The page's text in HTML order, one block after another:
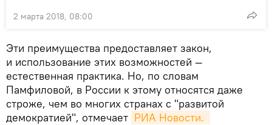
2 марта 2018, 08:00
Эти преимущества предоставляет закон,
и использование этих возможностей —
естественная практика. Но, по словам
Памфиловой, в России к этому относятся даже
строже, чем во многих странах с "развитой
демократией", отмечает РИА Новости.